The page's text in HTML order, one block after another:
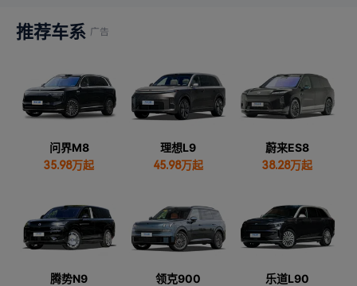
推荐车系
问界M8
35.98万起
理想L9
45.98万起
蔚来ES8
38.28万起
腾势N9 领克900 乐道L90